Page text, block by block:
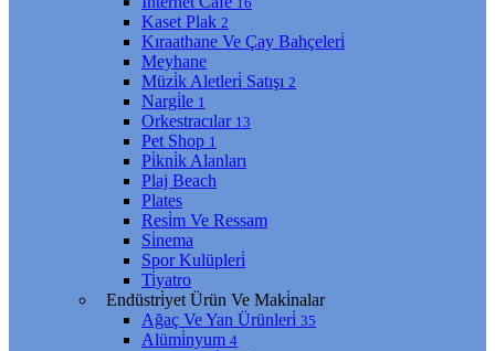
Kaset Plak 2
Kıraathane Ve Çay Bahçeleri̇
Meyhane
Müzi̇k Aletleri̇ Satışı 2
Nargi̇le 1
Orkestracılar 13
Pet Shop 1
Pi̇kni̇k Alanları
Plaj Beach
Plates
Resi̇m Ve Ressam
Si̇nema
Spor Kulüpleri̇
Ti̇yatro
Endüstri̇yet Ürün Ve Maki̇nalar
Ağaç Ve Yan Ürünleri̇ 35
Alümi̇nyum 4